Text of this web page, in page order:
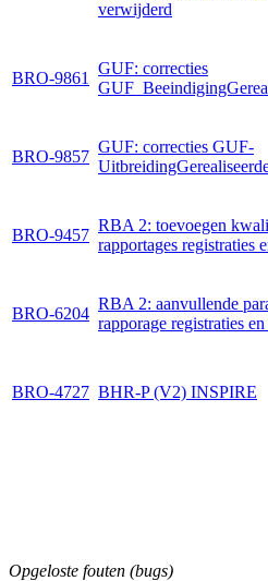
verwijderd
BRO-9861
GUF: correcties
BRO-9857
GUF: correcties GUF-
BRO-9457
RBA 2: toevoegen
rapportages registraties
BRO-6204
RBA 2: aanvullende
rapporage registraties
BRO-4727 BHR-P (V2) INSPIRE
Opgeloste fouten (bugs)